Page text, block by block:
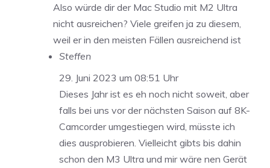
Also würde dir der Mac Studio mit M2 Ultra
nicht ausreichen? Viele greifen ja zu diesem,
weil er in den meisten Fällen ausreichend ist
Steffen
29. Juni 2023 um 08:51 Uhr
Dieses Jahr ist es eh noch nicht soweit, aber
falls bei uns vor der nächsten Saison auf 8K-
Camcorder umgestiegen wird, müsste ich
dies ausprobieren. Vielleicht gibts bis dahin
schon den M3 Ultra und mir wäre nen Gerät